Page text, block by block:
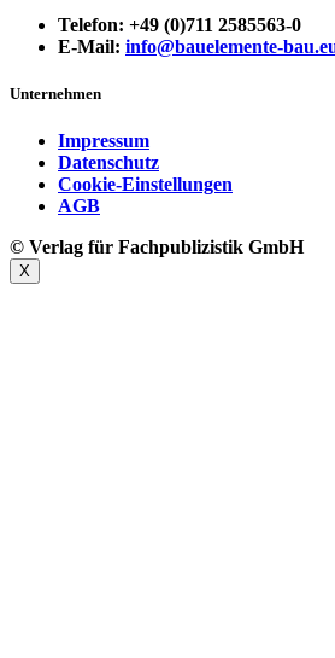
Telefon: +49 (0)711 2585563-0
E-Mail: info@bauelemente-
Unternehmen
Impressum
Datenschutz
Cookie-Einstellungen
AGB
© Verlag für Fachpublizistik GmbH
X